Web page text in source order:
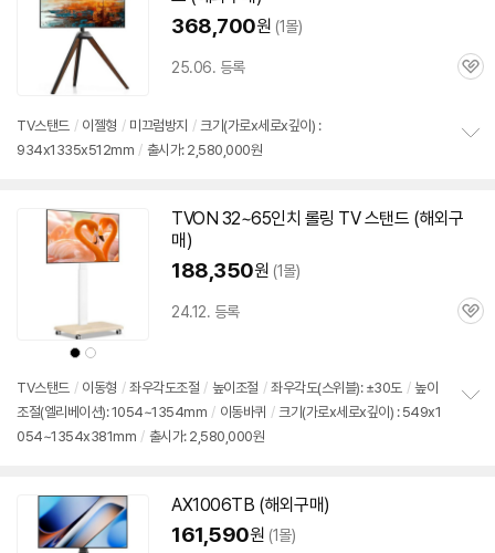
368,700원 (1몰)
25.06. 등록
관
TV스탠드 / 이젤형 / 미끄럼방지 / 크기(가로x세로x깊이) :
934x1335x512mm / 출시가: 2,580,000원
상
품
상
상
품
색
상
TVON 32~65인치 롤링 TV 스탠드 (해외 구
매)
188,350원 (1몰)
24.12. 등록
관
TV스탠드 / 이동형 / 좌우각도조절 / 높이조절 / 좌우각도(스위블): ±30도 / 높이
조절(엘리베이션): 1054~1354mm / 이동바퀴 / 크기(가로x세로x깊이) : 549x1
054~1354x381mm / 출시가: 2,580,000원
AX1006TB (해외 구매)
161,590원 (1몰)